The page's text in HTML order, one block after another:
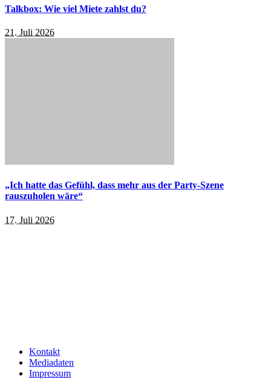
Talkbox: Wie viel Miete zahlst du?
21. Juli 2026
„Ich hatte das Gefühl, dass mehr aus der Party-Szene
rauszuholen wäre“
17. Juli 2026
Kontakt
Mediadaten
Impressum